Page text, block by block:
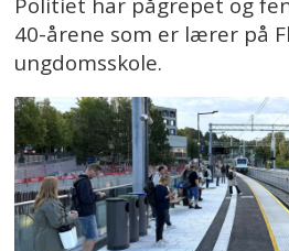
Politiet har pågrepet og
40-årene som er lærer på
ungdomsskole.